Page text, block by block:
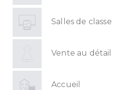
Salles de classe
Vente au détail
Accueil